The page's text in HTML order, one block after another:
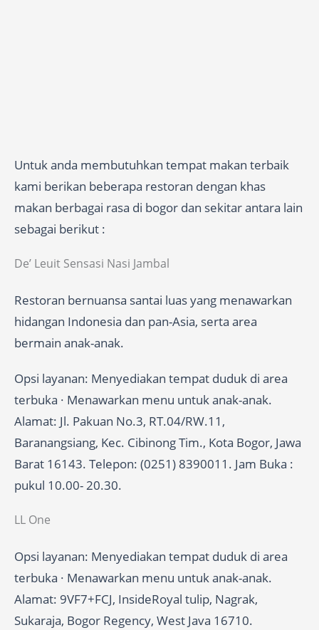
Untuk anda membutuhkan tempat makan terbaik
kami berikan beberapa restoran dengan khas
makan berbagai rasa di bogor dan sekitar antara lain
sebagai berikut :
De’ Leuit Sensasi Nasi Jambal
Restoran bernuansa santai luas yang menawarkan
hidangan Indonesia dan pan-Asia, serta area
bermain anak-anak.
Opsi layanan: Menyediakan tempat duduk di area
terbuka · Menawarkan menu untuk anak-anak.
Alamat: Jl. Pakuan No.3, RT.04/RW.11,
Baranangsiang, Kec. Cibinong Tim., Kota Bogor, Jawa
Barat 16143. Telepon: (0251) 8390011. Jam Buka :
pukul 10.00- 20.30.
LL One
Opsi layanan: Menyediakan tempat duduk di area
terbuka · Menawarkan menu untuk anak-anak.
Alamat: 9VF7+FCJ, InsideRoyal tulip, Nagrak,
Sukaraja, Bogor Regency, West Java 16710.